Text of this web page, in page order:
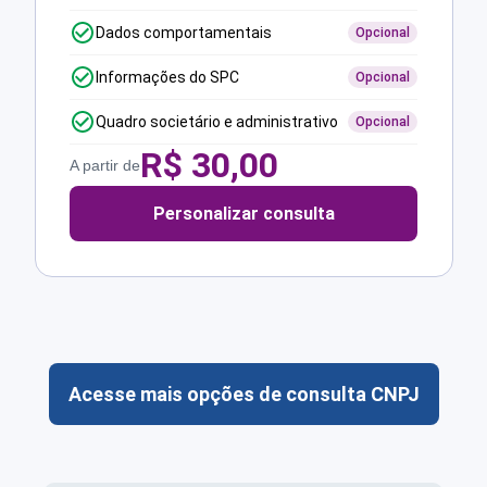
Dados comportamentais Opcional
Informações do SPC Opcional
Quadro societário e administrativo Opcional
A partir deR$ 30,00
Personalizar consulta
Acesse mais opções de consulta CNPJ